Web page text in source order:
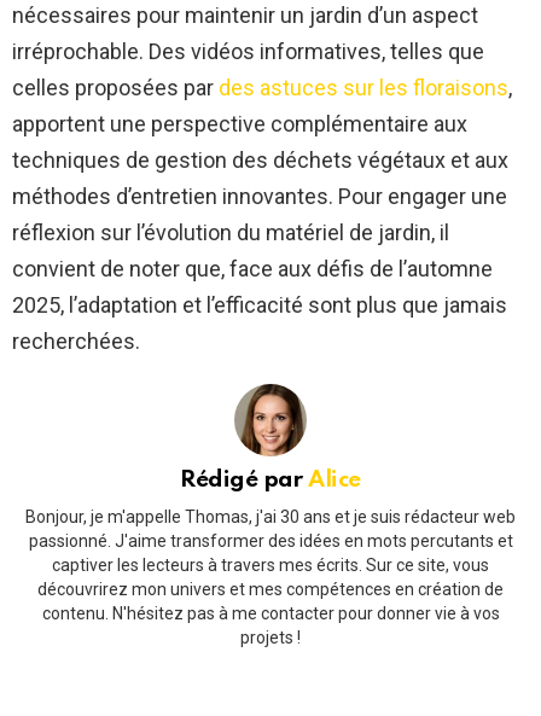
nécessaires pour maintenir un jardin d’un aspect
irréprochable. Des vidéos informatives, telles que
celles proposées par des astuces sur les floraisons,
apportent une perspective complémentaire aux
techniques de gestion des déchets végétaux et aux
méthodes d’entretien innovantes. Pour engager une
réflexion sur l’évolution du matériel de jardin, il
convient de noter que, face aux défis de l’automne
2025, l’adaptation et l’efficacité sont plus que jamais
recherchées.
Rédigé parAlice
Bonjour, je m'appelle Thomas, j'ai 30 ans et je suis rédacteur web
passionné. J'aime transformer des idées en mots percutants et
captiver les lecteurs à travers mes écrits. Sur ce site, vous
découvrirez mon univers et mes compétences en création de
contenu. N'hésitez pas à me contacter pour donner vie à vos
projets !